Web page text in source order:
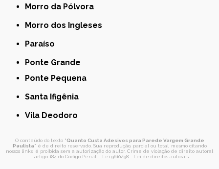
Morro da Pólvora
Morro dos Ingleses
Paraíso
Ponte Grande
Ponte Pequena
Santa Ifigênia
Vila Deodoro
O conteúdo do texto "Quanto Custa Adesivos para Parede Vargem Grande
Paulista" é de direito reservado. Sua reprodução, parcial ou total, mesmo citando
nossos links, é proibida sem a autorização do autor. Crime de violação de direito autoral
– artigo 184 do Código Penal – Lei 9610/98 - Lei de direitos autorais.